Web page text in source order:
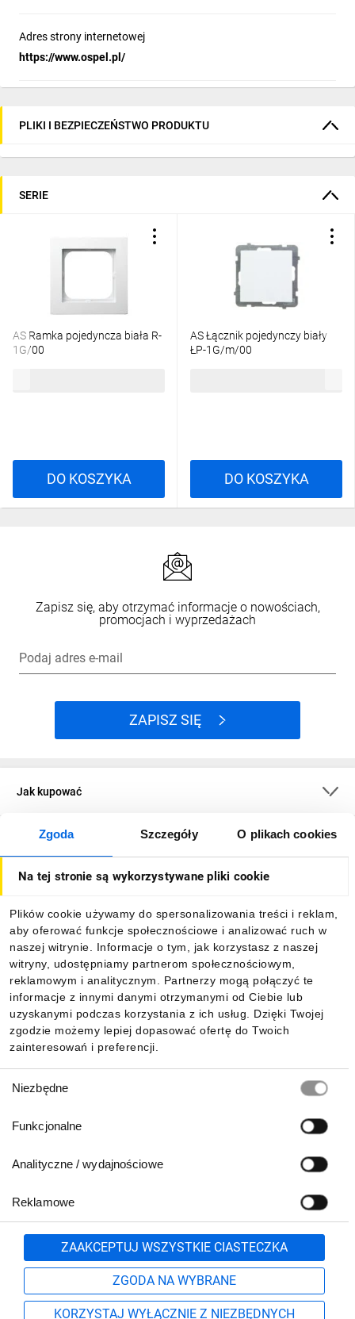
Zgoda Szczegóły O plikach cookies
Na tej stronie są wykorzystywane pliki cookie
Plików cookie używamy do spersonalizowania treści i reklam,
aby oferować funkcje społecznościowe i analizować ruch w
naszej witrynie. Informacje o tym, jak korzystasz z naszej
witryny, udostępniamy partnerom społecznościowym,
reklamowym i analitycznym. Partnerzy mogą połączyć te
informacje z innymi danymi otrzymanymi od Ciebie lub
uzyskanymi podczas korzystania z ich usług. Dzięki Twojej
zgodzie możemy lepiej dopasować ofertę do Twoich
zainteresowań i preferencji.
zgody
Niezbędne
Funkcjonalne
Analityczne / wydajnościowe
Reklamowe
ZAAKCEPTUJ WSZYSTKIE CIASTECZKA
ZGODA NA WYBRANE
KORZYSTAJ WYŁĄCZNIE Z NIEZBĘDNYCH
Adres strony internetowej
https://www.ospel.pl/
PLIKI I BEZPIECZEŃSTWO PRODUKTU
SERIE
AS Ramka pojedyncza biała R-
1G/00
DO KOSZYKA
AS Łącznik pojedynczy biały
ŁP-1G/m/00
DO KOSZYKA
Zapisz się, aby otrzymać informacje o nowościach,
promocjach i wyprzedażach
Podaj adres e-mail
ZAPISZ SIĘ
Jak kupować
O firmie
Informacje
Pobierz naszą aplikację mobilną:
801 500 700 lub
71 37 61 600
Formularz kontaktowy